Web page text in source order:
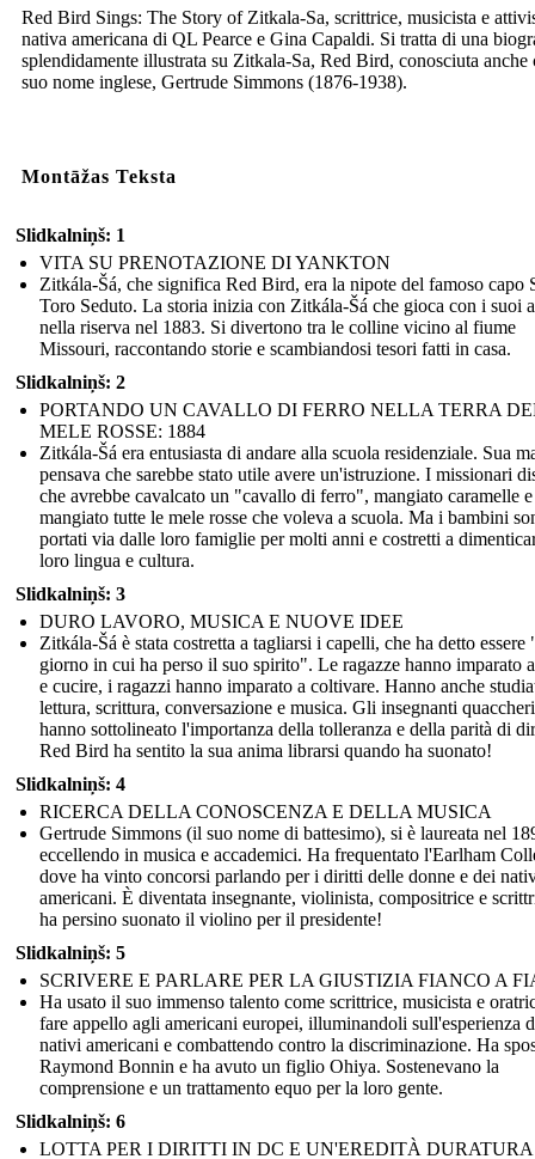
Red Bird Sings: The Story of Zitkala-Sa, scrittrice, musicista e
nativa americana di QL Pearce e Gina Capaldi. Si tratta di una
splendidamente illustrata su Zitkala-Sa, Red Bird, conosciuta anche
suo nome inglese, Gertrude Simmons (1876-1938).
Montāžas Teksta
Slidkalniņš: 1
VITA SU PRENOTAZIONE DI YANKTON
Zitkála-Šá, che significa Red Bird, era la nipote del famoso capo
Toro Seduto. La storia inizia con Zitkála-Šá che gioca con i suoi
nella riserva nel 1883. Si divertono tra le colline vicino al fiume
Missouri, raccontando storie e scambiandosi tesori fatti in casa.
Slidkalniņš: 2
PORTANDO UN CAVALLO DI FERRO NELLA TERRA
MELE ROSSE: 1884
Zitkála-Šá era entusiasta di andare alla scuola residenziale. Sua
pensava che sarebbe stato utile avere un'istruzione. I missionari
che avrebbe cavalcato un "cavallo di ferro", mangiato caramelle e
mangiato tutte le mele rosse che voleva a scuola. Ma i bambini
portati via dalle loro famiglie per molti anni e costretti a
loro lingua e cultura.
Slidkalniņš: 3
DURO LAVORO, MUSICA E NUOVE IDEE
Zitkála-Šá è stata costretta a tagliarsi i capelli, che ha detto essere
giorno in cui ha perso il suo spirito". Le ragazze hanno imparato
e cucire, i ragazzi hanno imparato a coltivare. Hanno anche
lettura, scrittura, conversazione e musica. Gli insegnanti quaccheri
hanno sottolineato l'importanza della tolleranza e della parità di
Red Bird ha sentito la sua anima librarsi quando ha suonato!
Slidkalniņš: 4
RICERCA DELLA CONOSCENZA E DELLA MUSICA
Gertrude Simmons (il suo nome di battesimo), si è laureata nel
eccellendo in musica e accademici. Ha frequentato l'Earlham
dove ha vinto concorsi parlando per i diritti delle donne e dei
americani. È diventata insegnante, violinista, compositrice e
ha persino suonato il violino per il presidente!
Slidkalniņš: 5
SCRIVERE E PARLARE PER LA GIUSTIZIA FIANCO A
Ha usato il suo immenso talento come scrittrice, musicista e
fare appello agli americani europei, illuminandoli sull'esperienza
nativi americani e combattendo contro la discriminazione. Ha
Raymond Bonnin e ha avuto un figlio Ohiya. Sostenevano la
comprensione e un trattamento equo per la loro gente.
Slidkalniņš: 6
LOTTA PER I DIRITTI IN DC E UN'EREDITÀ DURATURA